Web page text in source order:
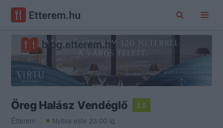
Öreg Halász Vendéglő
3.5
Étterem
Nyitva este 23:00-ig